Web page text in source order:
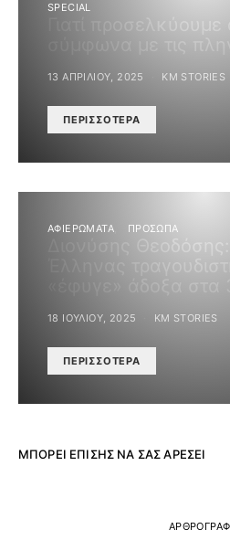
SPECIAL
σύμφωνα με τις
13 ΑΠΡΙΛΊΟΥ, 2025 KM STORIES
ΠΕΡΙΣΣΌΤΕΡΑ
ΑΦΙΕΡΩΜΑΤΑ ΠΡΟΣΩΠΑ
Διονύσης
Έλληνας
18 ΙΟΥΛΊΟΥ, 2025 KM STORIES
ΠΕΡΙΣΣΌΤΕΡΑ
ΜΠΟΡΕΊ ΕΠΊΣΗΣ ΝΑ ΣΑΣ ΑΡΈΣΕΙ